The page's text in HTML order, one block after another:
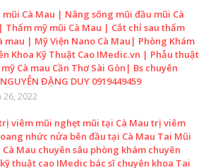
mũi Cà Mau | Nâng sống mũi đầu mũi Cà
Thẩm mỹ mũi Cà Mau | Cắt chỉ sau thẩm
mau | Mỹ Viện Nano Cà Mau| Phòng Khám
Khoa Kỹ Thuật Cao IMedic.vn | Phẫu thuật
Cà mau Cần Thơ Sài Gòn| Bs chuyên
ĐẶNG DUY 0919449459
26, 2022
viêm mũi nghẹt mũi tại Cà Mau trị viêm
nhức nửa bên đầu tại Cà Mau Tai Mũi
Cà Mau chuyên sâu phòng khám chuyên
thuật cao IMedic bác sĩ chuyên khoa Tai